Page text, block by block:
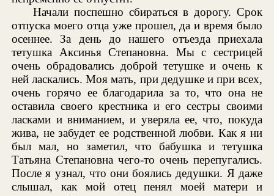
Начали поспешно сбираться в дорогу. Срок
отпуска моего отца уже прошел, да и время было
осеннее. За день до нашего отъезда приехала
тетушка Аксинья Степановна. Мы с сестрицей
очень обрадовались доброй тетушке и очень к
ней ласкались. Моя мать, при дедушке и при всех,
очень горячо ее благодарила за то, что она не
оставила своего крестника и его сестры своими
ласками и вниманием, и уверяла ее, что, покуда
жива, не забудет ее родственной любви. Как я ни
был мал, но заметил, что бабушка и тетушка
Татьяна Степановна чего-то очень перепугались.
После я узнал, что они боялись дедушки. Я даже
слышал, как мой отец пенял моей матери и